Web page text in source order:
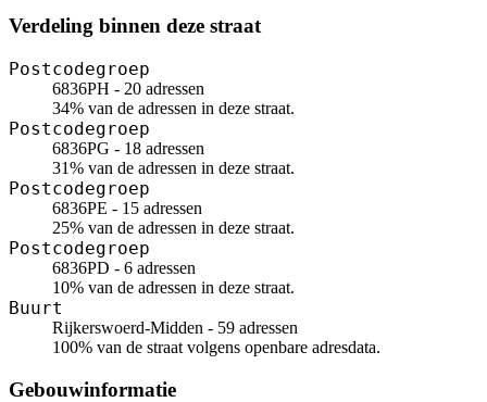
Verdeling binnen deze straat
Postcodegroep
6836PH - 20 adressen
34% van de adressen in deze straat.
Postcodegroep
6836PG - 18 adressen
31% van de adressen in deze straat.
Postcodegroep
6836PE - 15 adressen
25% van de adressen in deze straat.
Postcodegroep
6836PD - 6 adressen
10% van de adressen in deze straat.
Buurt
Rijkerswoerd-Midden - 59 adressen
100% van de straat volgens openbare adresdata.
Gebouwinformatie